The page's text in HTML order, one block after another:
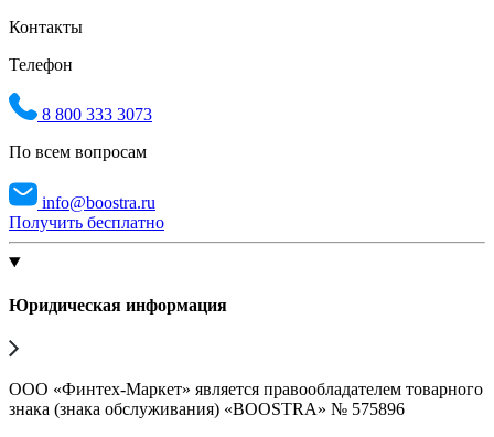
Контакты
Телефон
8 800 333 3073
По всем вопросам
info@boostra.ru
Получить бесплатно
Юридическая информация
ООО «Финтех-Маркет» является правообладателем товарного
знака (знака обслуживания) «BOOSTRA» № 575896